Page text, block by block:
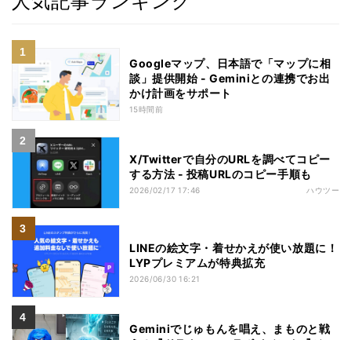
Googleマップ、日本語で「マップに相
談」提供開始 - Geminiとの連携でお出
かけ計画をサポート
15時間前
X/Twitterで自分のURLを調べてコピー
する方法 - 投稿URLのコピー手順も
2026/02/17 17:46 ハウツー
LINEの絵文字・着せかえが使い放題に！
LYPプレミアムが特典拡充
2026/06/30 16:21
Geminiでじゅもんを唱え、まものと戦